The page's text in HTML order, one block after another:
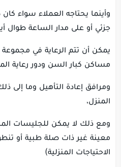
وأينما يحتاجه العملاء سواء
جزئي أو على مدار الساعة طوال
يمكن أن تتم الرعاية في
مساكن كبار السن ودور رعاية
ومرافق إعادة التأهيل وما إلى
المنزل،
ومع ذلك لا يمكن للجليسات
معينة غير ذات صلة طبية أو
الاحتياجات المنزلية)